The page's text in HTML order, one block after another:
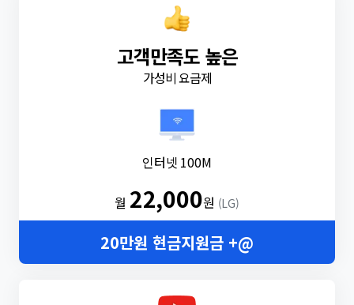
고객만족도 높은
가성비 요금제
인터넷 100M
월 22,000원 (LG)
20만원 현금지원금 +@